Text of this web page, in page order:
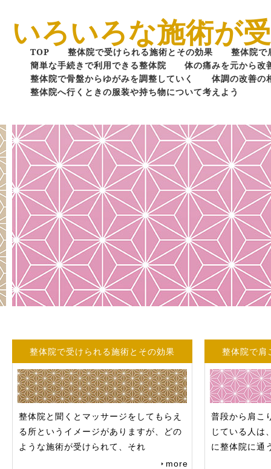
いろいろな施術が
TOP 整体院で受けられる施術とその効果
整体院で
簡単な手続きで利用できる整体院
体の痛みを元から改
整体院で骨盤からゆがみを調整していく
体調の改善の
整体院へ行くときの服装や持ち物について考えよう
整体院で受けられる施術とその効果
整体院と聞くとマッサージをしてもらえ
る所というイメージがありますが、どの
ような施術が受けられて、それ
more
整体院で肩
普段から肩こ
じている人は
に整体院に通